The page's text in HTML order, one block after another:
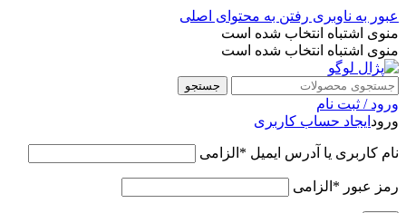
عبور به ناوبری رفتن به محتوای اصلی
منوی اشتباه انتخاب شده است
منوی اشتباه انتخاب شده است
جستجو
ورود / ثبت نام
ورود ایجاد حساب کاربری
نام کاربری یا آدرس ایمیل * الزامی
رمز عبور * الزامی